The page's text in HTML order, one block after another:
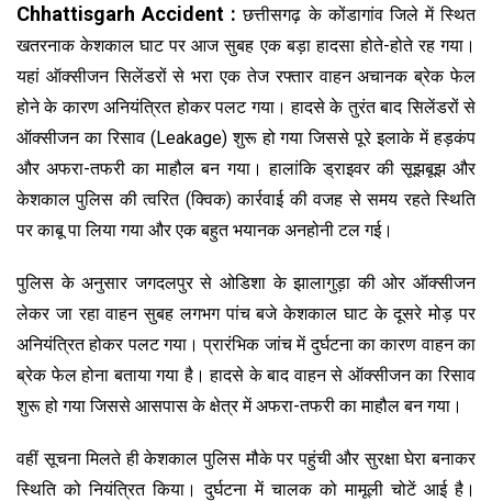
Chhattisgarh Accident :छत्तीसगढ़ के कोंडागांव जिले में स्थित
खतरनाक केशकाल घाट पर आज सुबह एक बड़ा हादसा होते-होते रह गया।
यहां ऑक्सीजन सिलेंडरों से भरा एक तेज रफ्तार वाहन अचानक ब्रेक फेल
होने के कारण अनियंत्रित होकर पलट गया। हादसे के तुरंत बाद सिलेंडरों से
ऑक्सीजन का रिसाव (Leakage) शुरू हो गया जिससे पूरे इलाके में हड़कंप
और अफरा-तफरी का माहौल बन गया। हालांकि ड्राइवर की सूझबूझ और
केशकाल पुलिस की त्वरित (क्विक) कार्रवाई की वजह से समय रहते स्थिति
पर काबू पा लिया गया और एक बहुत भयानक अनहोनी टल गई।
पुलिस के अनुसार जगदलपुर से ओडिशा के झालागुड़ा की ओर ऑक्सीजन
लेकर जा रहा वाहन सुबह लगभग पांच बजे केशकाल घाट के दूसरे मोड़ पर
अनियंत्रित होकर पलट गया। प्रारंभिक जांच में दुर्घटना का कारण वाहन का
ब्रेक फेल होना बताया गया है। हादसे के बाद वाहन से ऑक्सीजन का रिसाव
शुरू हो गया जिससे आसपास के क्षेत्र में अफरा-तफरी का माहौल बन गया।
वहीं सूचना मिलते ही केशकाल पुलिस मौके पर पहुंची और सुरक्षा घेरा बनाकर
स्थिति को नियंत्रित किया। दुर्घटना में चालक को मामूली चोटें आई है।